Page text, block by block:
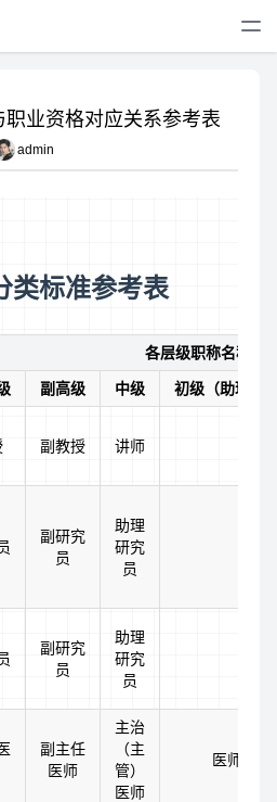
业资格对应关系参考表
admin
类标准参考表
各层级职称名称
副高级 中级 初级（助理级
副教授 讲师
副研究
员
助理
研究
员
副研究
员
助理
研究
员
副主任
医师
主治
（主
管）
医师
医师